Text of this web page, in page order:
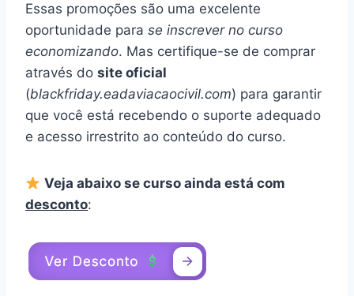
Essas promoções são uma excelente
oportunidade para se inscrever no curso
economizando. Mas certifique-se de comprar
através do site oficial
(blackfriday.eadaviacaocivil.com) para garantir
que você está recebendo o suporte adequado
e acesso irrestrito ao conteúdo do curso.
Veja abaixo se curso ainda está com
desconto: